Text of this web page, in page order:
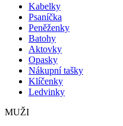
Kabelky
Psaníčka
Peněženky
Batohy
Aktovky
Opasky
Nákupní tašky
Klíčenky
Ledvinky
MUŽI